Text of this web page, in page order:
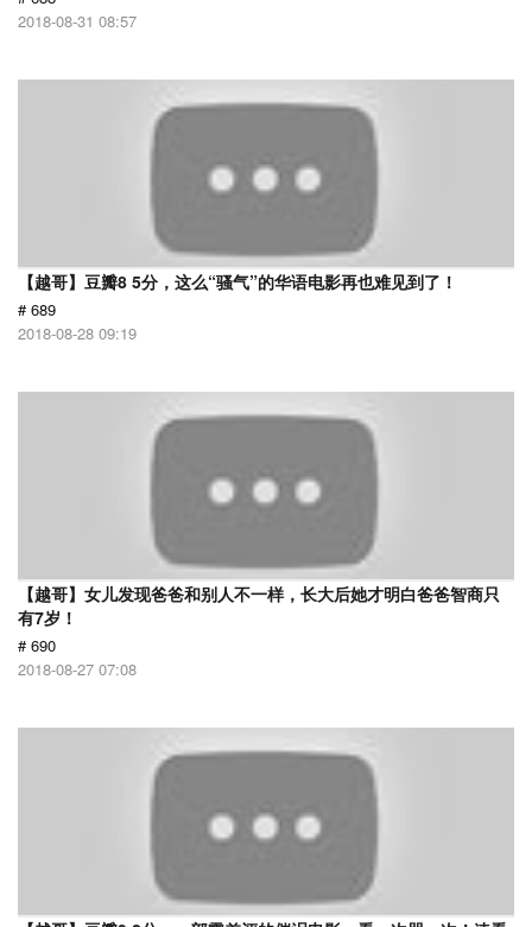
2018-08-31 08:57
【越哥】豆瓣8 5分，这么“骚气”的华语电影再也难见到了！
# 689
2018-08-28 09:19
【越哥】女儿发现爸爸和别人不一样，长大后她才明白爸爸智商只
有7岁！
# 690
2018-08-27 07:08